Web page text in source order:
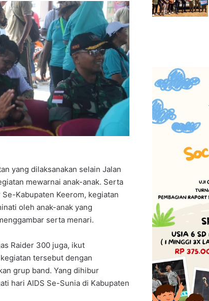
yang dilaksanakan selain Jalan
mewarnai anak-anak. Serta
Kabupaten Keerom, kegiatan
oleh anak-anak yang
serta menari.
Raider 300 juga, ikut
tersebut dengan
grup band. Yang dihibur
hari AIDS Se-Sunia di Kabupaten